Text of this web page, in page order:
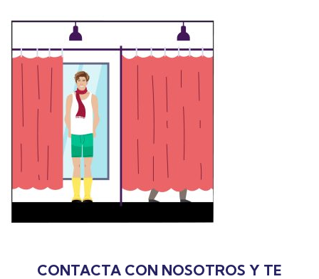
CONTACTA CON NOSOTROS Y TE